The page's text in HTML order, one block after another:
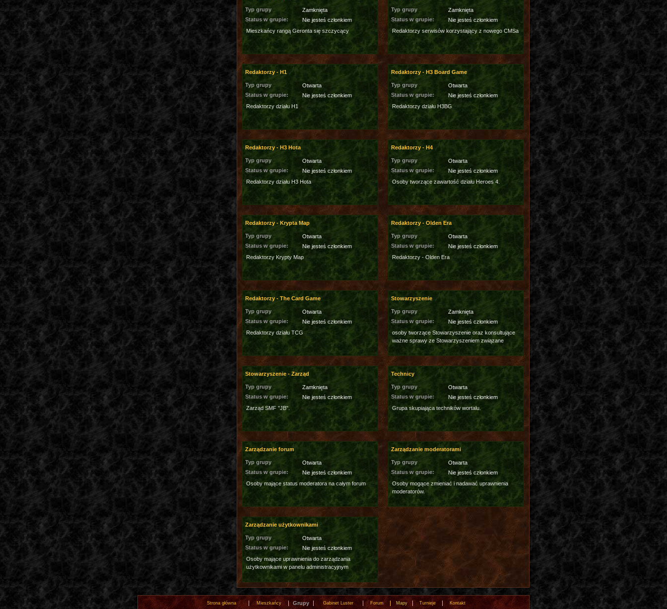
Typ grupy
Zamknięta
Status w grupie:
Nie jesteś członkiem
Mieszkańcy rangą Geronta się szczycący
Typ grupy
Zamknięta
Status w grupie:
Nie jesteś członkiem
Redaktorzy serwisów korzystający z nowego CMSa
Redaktorzy - H1
Typ grupy
Otwarta
Status w grupie:
Nie jesteś członkiem
Redaktorzy działu H1
Redaktorzy - H3 Board Game
Typ grupy
Otwarta
Status w grupie:
Nie jesteś członkiem
Redaktorzy działu H3BG
Redaktorzy - H3 Hota
Typ grupy
Otwarta
Status w grupie:
Nie jesteś członkiem
Redaktorzy działu H3 Hota
Redaktorzy - H4
Typ grupy
Otwarta
Status w grupie:
Nie jesteś członkiem
Osoby tworzące zawartość działu Heroes 4.
Redaktorzy - Krypta Map
Typ grupy
Otwarta
Status w grupie:
Nie jesteś członkiem
Redaktorzy Krypty Map
Redaktorzy - Olden Era
Typ grupy
Otwarta
Status w grupie:
Nie jesteś członkiem
Redaktorzy - Olden Era
Redaktorzy - The Card Game
Typ grupy
Otwarta
Status w grupie:
Nie jesteś członkiem
Redaktorzy działu TCG
Stowarzyszenie
Typ grupy
Zamknięta
Status w grupie:
Nie jesteś członkiem
osoby tworzące Stowarzyszenie oraz konsultujące
ważne sprawy ze Stowarzyszeniem związane
Stowarzyszenie - Zarząd
Typ grupy
Zamknięta
Status w grupie:
Nie jesteś członkiem
Zarząd SMF "JB".
Technicy
Typ grupy
Otwarta
Status w grupie:
Nie jesteś członkiem
Grupa skupiająca techników wortalu.
Zarządzanie forum
Typ grupy
Otwarta
Status w grupie:
Nie jesteś członkiem
Osoby mające status moderatora na całym forum
Zarządzanie moderatorami
Typ grupy
Otwarta
Status w grupie:
Nie jesteś członkiem
Osoby mogące zmieniać i nadawać uprawnienia
moderatorów.
Zarządzanie użytkownikami
Typ grupy
Otwarta
Status w grupie:
Nie jesteś członkiem
Osoby mające uprawnienia do zarządzania
użytkownikami w panelu administracyjnym
Strona główna Mieszkańcy Grupy Gabinet Luster Forum Mapy Turnieje Kontakt